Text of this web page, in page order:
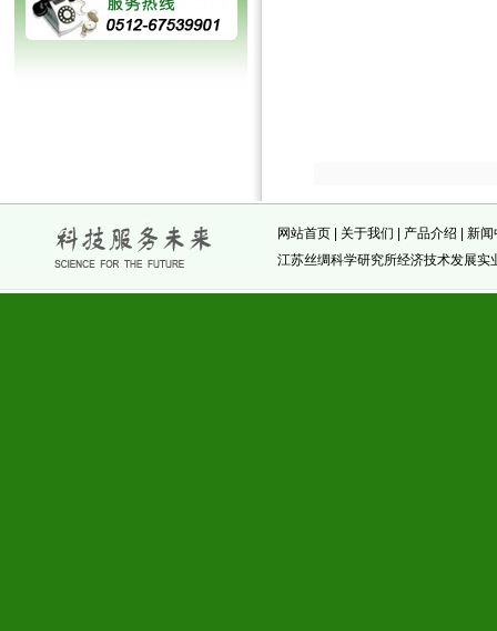
网站首页 关于我们 产品介绍
新闻
江苏丝绸科学研究所经济技术发展实